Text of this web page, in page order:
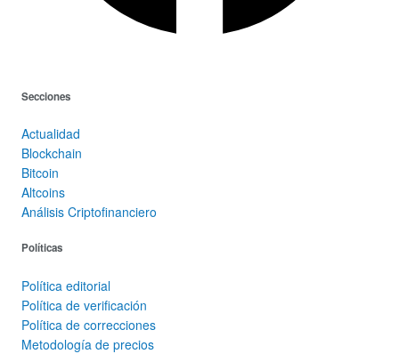
Secciones
Actualidad
Blockchain
Bitcoin
Altcoins
Análisis Criptofinanciero
Políticas
Política editorial
Política de verificación
Política de correcciones
Metodología de precios